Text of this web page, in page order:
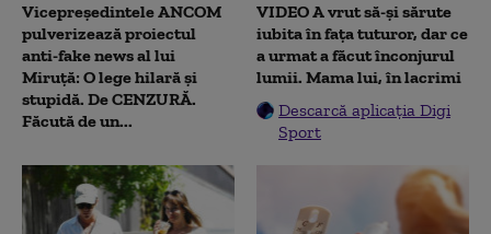
Vicepreședintele ANCOM
pulverizează proiectul
anti-fake news al lui
Miruță: O lege hilară și
stupidă. De CENZURĂ.
Făcută de un...
VIDEO A vrut să-și sărute
iubita în fața tuturor, dar ce
a urmat a făcut înconjurul
lumii. Mama lui, în lacrimi
Descarcă aplicația Digi
Sport